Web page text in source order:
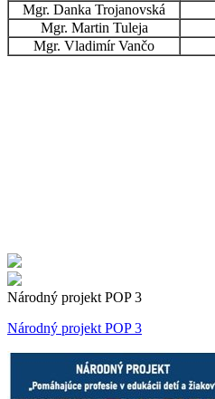
Mgr. Danka Trojanovská
Mgr. Martin Tuleja
Mgr. Vladimír Vančo
Národný projekt POP 3
Národný projekt POP 3